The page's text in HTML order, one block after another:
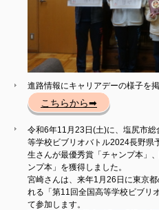
進路情報にキャリアデーの様子を掲
こちらから➡
令和6年11月23日(土)に、塩尻市
等学校ビブリオバトル2024長野県
生さんが最優秀賞「チャンプ本」
ンプ本」を獲得しました。
宮崎さんは、来年1月26日に東京
れる「第11回全国高等学校ビブリ
て参加します。